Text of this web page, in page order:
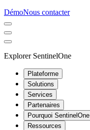
DémoNous contacter
Explorer SentinelOne
Plateforme
Solutions
Services
Partenaires
Pourquoi SentinelOne
Ressources